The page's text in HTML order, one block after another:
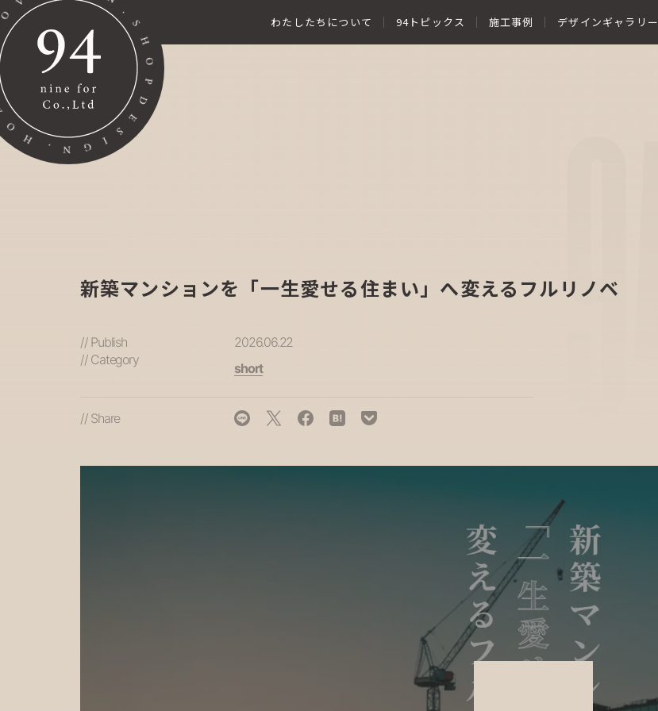
わたしたちについて 94トピックス 施工事例 デザインギャラリー
94
新築マンションを「一生愛せる住まい」へ変えるフルリノベ
// Publish
2026.06.22
// Category
short
// Share